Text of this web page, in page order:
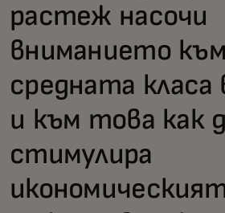
растеж насочи
вниманието към
средната класа
и към това как
стимулира